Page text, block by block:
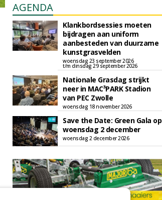
AGENDA
Klankbordsessies moeten
bijdragen aan uniform
aanbesteden van duurzame
kunstgrasvelden
woensdag 23 september 2026
t/m dinsdag 29 september 2026
Nationale Grasdag strijkt
neer in MAC³PARK Stadion
van PEC Zwolle
woensdag 18 november 2026
Save the Date: Green Gala op
woensdag 2 december
woensdag 2 december 2026